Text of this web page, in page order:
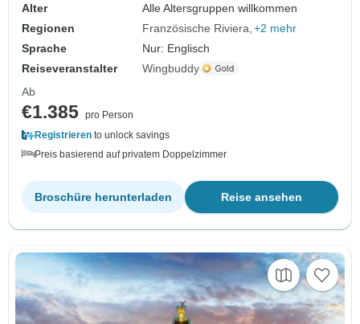
Alter
Alle Altersgruppen willkommen
Regionen
Französische Riviera +2 mehr
Sprache
Nur: Englisch
Reiseveranstalter
Wingbuddy
Ab
€1.385 pro Person
Registrieren to unlock savings
Preis basierend auf privatem Doppelzimmer
Reise ansehen
Broschüre herunterladen